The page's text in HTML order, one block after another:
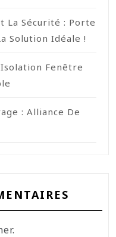
La Sécurité : Porte
Solution Idéale !
Isolation Fenêtre
: Alliance De